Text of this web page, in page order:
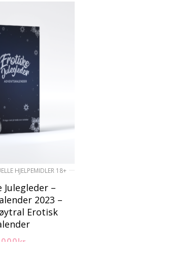
HJELPEMIDLER 18+
Julegleder –
2023 –
Erotisk
Opprinnelig
999kr